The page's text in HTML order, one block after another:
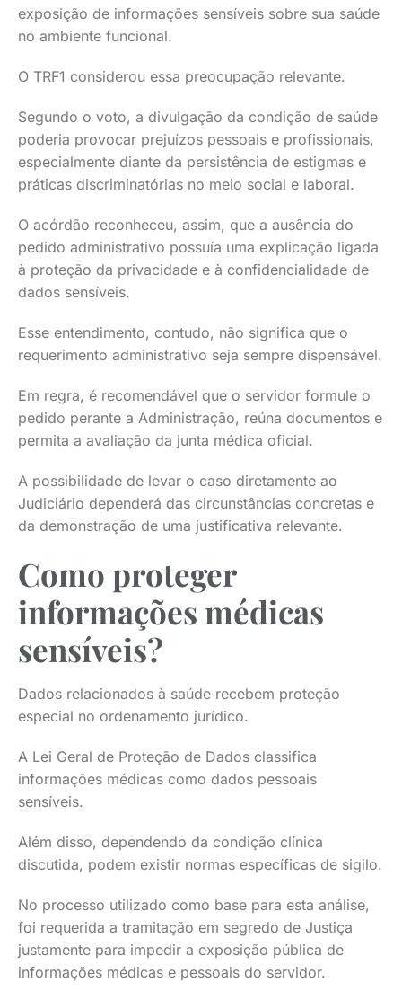
exposição de informações sensíveis sobre sua saúde
no ambiente funcional.
O TRF1 considerou essa preocupação relevante.
Segundo o voto, a divulgação da condição de saúde
poderia provocar prejuízos pessoais e profissionais,
especialmente diante da persistência de estigmas e
práticas discriminatórias no meio social e laboral.
O acórdão reconheceu, assim, que a ausência do
pedido administrativo possuía uma explicação ligada
à proteção da privacidade e à confidencialidade de
dados sensíveis.
Esse entendimento, contudo, não significa que o
requerimento administrativo seja sempre dispensável.
Em regra, é recomendável que o servidor formule o
pedido perante a Administração, reúna documentos e
permita a avaliação da junta médica oficial.
A possibilidade de levar o caso diretamente ao
Judiciário dependerá das circunstâncias concretas e
da demonstração de uma justificativa relevante.
Como proteger
informações médicas
sensíveis?
Dados relacionados à saúde recebem proteção
especial no ordenamento jurídico.
A Lei Geral de Proteção de Dados classifica
informações médicas como dados pessoais
sensíveis.
Além disso, dependendo da condição clínica
discutida, podem existir normas específicas de sigilo.
No processo utilizado como base para esta análise,
foi requerida a tramitação em segredo de Justiça
justamente para impedir a exposição pública de
informações médicas e pessoais do servidor.